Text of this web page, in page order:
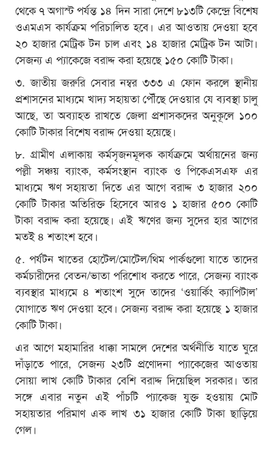
থেকে ৭ অগাস্ট পর্যন্ত ১৪ দিন সারা দেশে ৮১৩টি কেন্দ্রে বিশেষ
ওএমএস কার্যক্রম পরিচালিত হবে। এর আওতায় দেওয়া হবে
২০ হাজার মেট্রিক টন চাল এবং ১৪ হাজার মেট্রিক টন আটা।
সেজন্য এ প্যাকেজে বরাদ্দ করা হয়েছে ১৫০ কোটি টাকা।
৩. জাতীয় জরুরি সেবার নম্বর ৩৩৩ এ ফোন করলে স্থানীয়
প্রশাসনের মাধ্যমে খাদ্য সহায়তা পৌঁছে দেওয়ার যে ব্যবস্থা চালু
আছে, তা অব্যাহত রাখতে জেলা প্রশাসকদের অনুকূলে ১০০
কোটি টাকার বিশেষ বরাদ্দ দেওয়া হয়েছে।
৮. গ্রামীণ এলাকায় কর্মসৃজনমূলক কার্যক্রমে অর্থায়নের জন্য
পল্লী সঞ্চয় ব্যাংক, কর্মসংস্থান ব্যাংক ও পিকেএসএফ এর
মাধ্যমে ঋণ সহায়তা দিতে এর আগে বরাদ্দ ৩ হাজার ২০০
কোটি টাকার অতিরিক্ত হিসেবে আরও ১ হাজার ৫০০ কোটি
টাকা বরাদ্দ করা হয়েছে। এই ঋণের জন্য সুদের হার আগের
মতই ৪ শতাংশ হবে।
৫. পর্যটন খাতের হোটেল/মোটেল/থিম পার্কগুলো যাতে তাদের
কর্মচারীদের বেতন/ভাতা পরিশোধ করতে পারে, সেজন্য ব্যাংক
ব্যবস্থার মাধ্যমে ৪ শতাংশ সুদে তাদের ‘ওয়ার্কিং ক্যাপিটাল’
যোগাতে ঋণ দেওয়া হবে। সেজন্য বরাদ্দ করা হয়েছে ১ হাজার
কোটি টাকা।
এর আগে মহামারির ধাক্কা সামলে দেশের অর্থনীতি যাতে ঘুরে
দাঁড়াতে পারে, সেজন্য ২৩টি প্রণোদনা প্যাকেজের আওতায়
সোয়া লাখ কোটি টাকার বেশি বরাদ্দ দিয়েছিল সরকার। তার
সঙ্গে এবার নতুন এই পাঁচটি প্যাকেজ যুক্ত হওয়ায় মোট
সহায়তার পরিমাণ এক লাখ ৩১ হাজার কোটি টাকা ছাড়িয়ে
গেল।